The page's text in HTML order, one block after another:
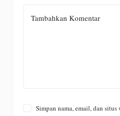
Tambahkan Komentar
Simpan nama, email, dan